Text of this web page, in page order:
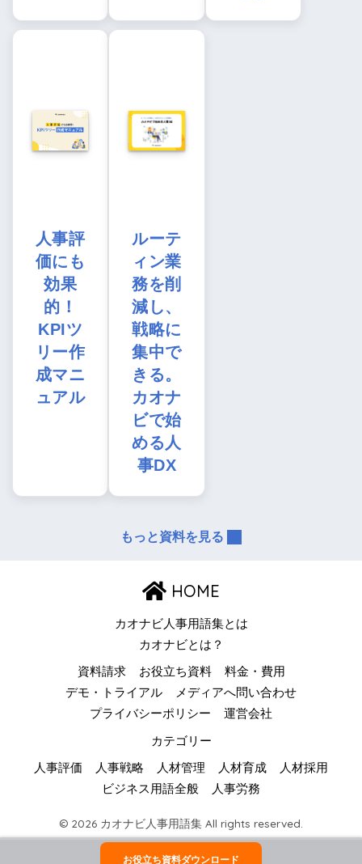
人事評
価にも
効果
的！
KPIツ
リー作
成マニ
ュアル
ルーテ
ィン業
務を削
減し、
戦略に
集中で
きる。
カオナ
ビで始
める人
事DX
もっと資料を見る
HOME
カオナビ人事用語集とは
カオナビとは？
資料請求 お役立ち資料
料金・費用
デモ・トライアル
メディアへ問い合わせ
プライバシーポリシー
運営会社
カテゴリー
人事評価 人事戦略 人材管理 人材育成
人材採用
ビジネス用語全般
人事労務
© 2026 カオナビ人事用語集 All rights reserved.
お役立ち資料ダウンロード